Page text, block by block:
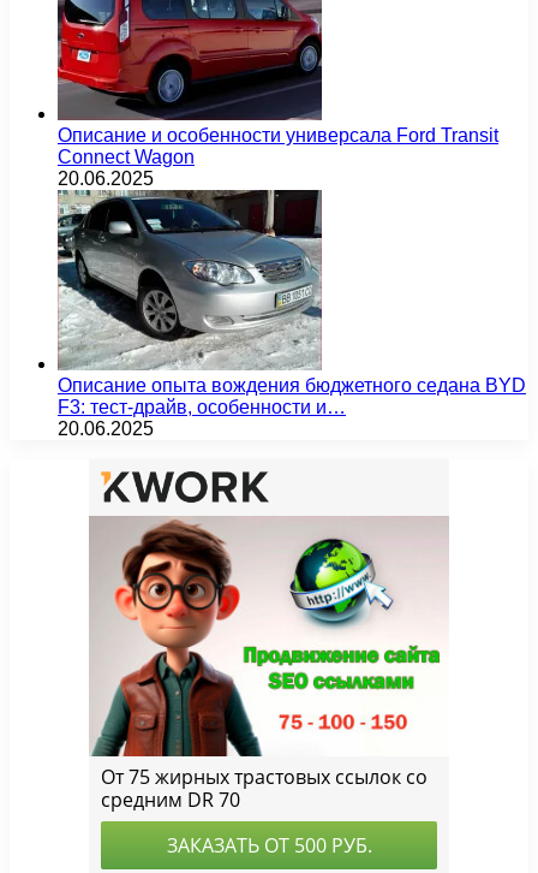
Описание и особенности универсала Ford Transit
Connect Wagon
20.06.2025
Описание опыта вождения бюджетного седана BYD
F3: тест-драйв, особенности и…
20.06.2025